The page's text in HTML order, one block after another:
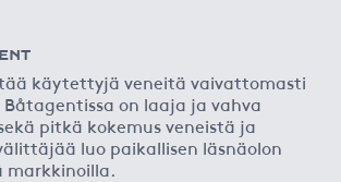
käytettyjä veneitä vaivattomasti
on laaja ja vahva
pitkä kokemus veneistä ja
luo paikallisen läsnäolon
markkinoilla.